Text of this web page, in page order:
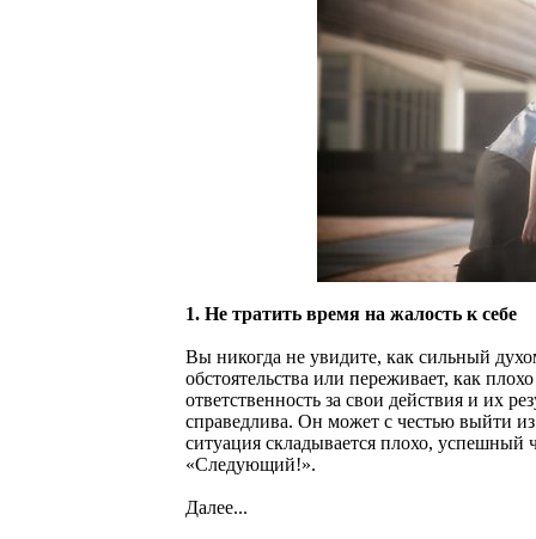
1. Не тратить время на жалость к себе
Вы никогда не увидите, как сильный
обстоятельства или переживает, как
ответственность за свои действия и их
справедлива. Он может с честью выйти
ситуация складывается плохо, успешный
«Следующий!».
Далее...